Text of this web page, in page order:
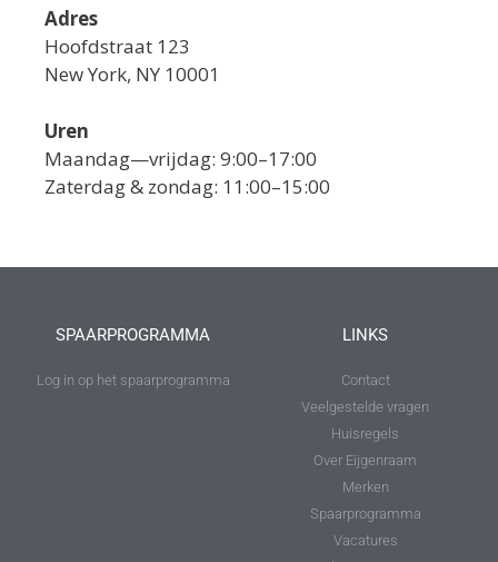
Adres
Hoofdstraat 123
New York, NY 10001
Uren
Maandag—vrijdag: 9:00–17:00
Zaterdag & zondag: 11:00–15:00
SPAARPROGRAMMA
Log in op het spaarprogramma
LINKS
Contact
Veelgestelde vragen
Huisregels
Over Eijgenraam
Merken
Spaarprogramma
Vacatures